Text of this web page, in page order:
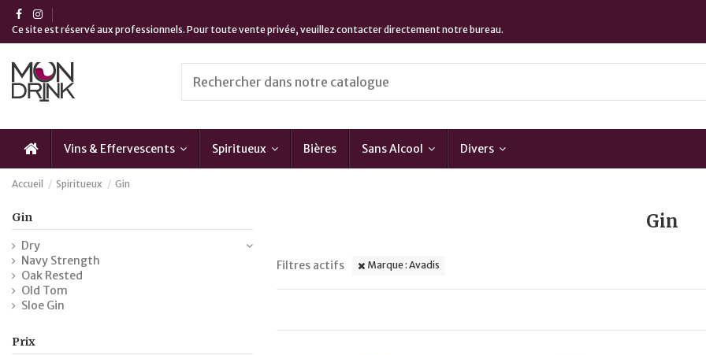
Ce site est réservé aux professionnels. Pour toute vente privée, veuillez contacter directement notre bureau.
Vins & Effervescents Spiritueux Bières Sans Alcool Divers
Accueil Spiritueux Gin
Gin
Filtres actifs Marque : Avadis
Gin
Dry
Navy Strength
Oak Rested
Old Tom
Sloe Gin
Prix